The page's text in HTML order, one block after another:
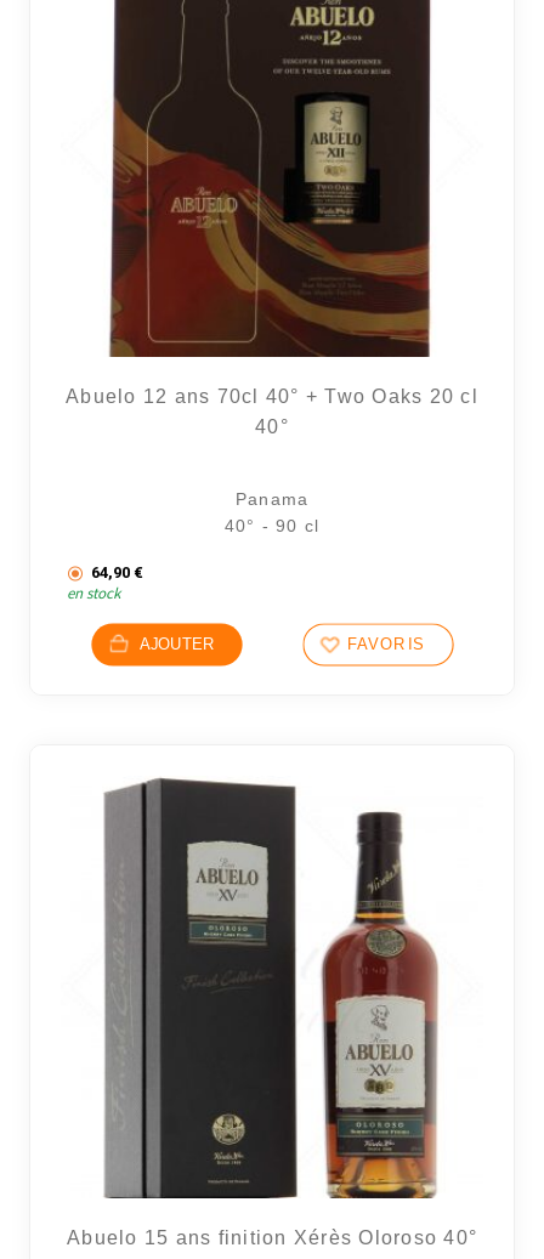
Abuelo 12 ans 70cl 40° + Two Oaks 20 cl
40°
Panama
40° - 90 cl
64,90 €
en stock
AJOUTER FAVORIS
Abuelo 15 ans finition Xérès Oloroso 40°